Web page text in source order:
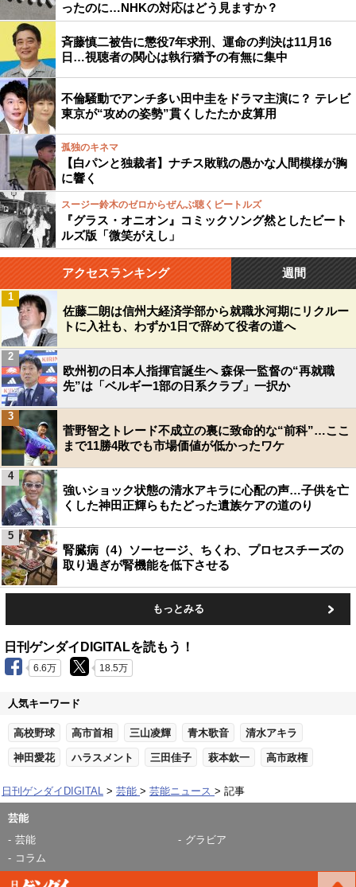
ったのに…NHKの対応はどう見ますか？
斉藤慎二被告に懲役7年求刑、運命の判決は11月16
日…視聴者の関心は執行猶予の有無に集中
不倫騒動でアンチ多い田中圭をドラマ主演に？ テレビ
東京が“攻めの姿勢”貫くしたたか皮算用
孤独のキネマ
【白パンと独裁者】ナチス敗戦の愚かな人間模様が胸
に響く
スージー鈴木のゼロからぜんぶ聴くビートルズ
『グラス・オニオン』コミックソング然としたビート
ルズ版「微笑がえし」
アクセスランキング 週間
佐藤二朗は信州大経済学部から就職氷河期にリクルー
トに入社も、わずか1日で辞めて役者の道へ
1
欧州初の日本人指揮官誕生へ 森保一監督の“再就職
先”は「ベルギー1部の日系クラブ」一択か
2
菅野智之トレード不成立の裏に致命的な“前科”…ここ
まで11勝4敗でも市場価値が低かったワケ
3
強いショック状態の清水アキラに心配の声…子供を亡
くした神田正輝らもたどった遺族ケアの道のり
4
腎臓病（4）ソーセージ、ちくわ、プロセスチーズの
取り過ぎが腎機能を低下させる
5
もっとみる
日刊ゲンダイDIGITALを読もう！
6.6万 18.5万
人気キーワード
高校野球 高市首相 三山凌輝 青木歌音 清水アキラ
神田愛花 ハラスメント 三田佳子 萩本欽一 高市政権
日刊ゲンダイDIGITAL 芸能 芸能ニュース 記事
芸能
芸能
グラビア
コラム